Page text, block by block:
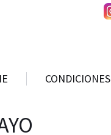
CONDICIONES